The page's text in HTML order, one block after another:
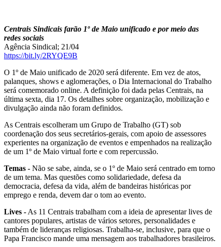
Centrais Sindicais farão 1º de Maio unificado e por meio das
redes sociais
Agência Sindical; 21/04
https://bit.ly/2RYQE9B
O 1º de Maio unificado de 2020 será diferente. Em vez de atos,
palanques, shows e aglomerações, o Dia Internacional do Trabalho
será comemorado online. A definição foi dada pelas Centrais, na
última sexta, dia 17. Os detalhes sobre organização, mobilização e
divulgação ainda não foram definidos.
As Centrais escolheram um Grupo de Trabalho (GT) sob
coordenação dos seus secretários-gerais, com apoio de assessores
experientes na organização de eventos e empenhados na realização
de um 1º de Maio virtual forte e com repercussão.
Temas - Não se sabe, ainda, se o 1º de Maio será centrado em torno
de um tema. Mas questões como solidariedade, defesa da
democracia, defesa da vida, além de bandeiras históricas por
emprego e renda, devem dar o tom ao evento.
Lives - As 11 Centrais trabalham com a ideia de apresentar lives de
cantores populares, artistas de vários setores, personalidades e
também de lideranças religiosas. Trabalha-se, inclusive, para que o
Papa Francisco mande uma mensagem aos trabalhadores brasileiros.